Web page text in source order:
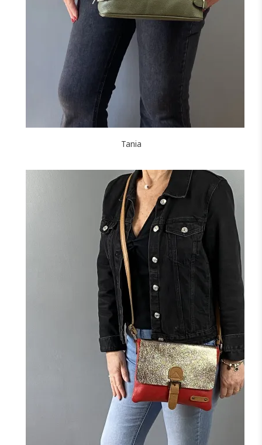
NOIRMARINECAMELTAUPE
FONCÉ
JAUNE
+1
J'ajoute à mon panier !
MARINECAMEL
F
TAUPE
FONCÉ
CANARD
+12
J'ajoute à mon panier !
Tania